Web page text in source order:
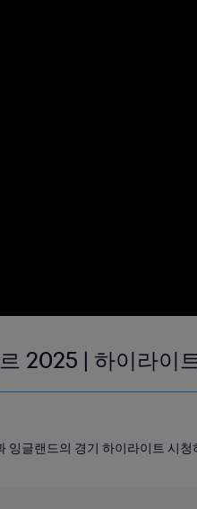
2025 | 하이라이
잉글랜드의 경기 하이라이트 시청